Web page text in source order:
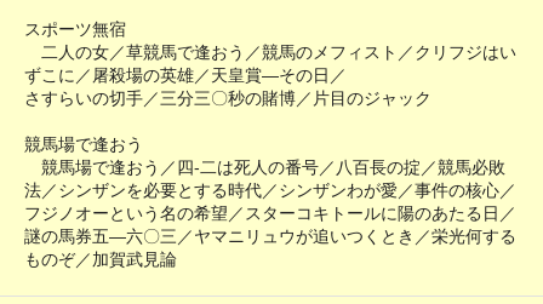
スポーツ無宿
二人の女／草競馬で逢おう／競馬のメフィスト／クリフジはい
ずこに／屠殺場の英雄／天皇賞―その日／
さすらいの切手／三分三〇秒の賭博／片目のジャック
競馬場で逢おう
競馬場で逢おう／四-二は死人の番号／八百長の掟／競馬必敗
法／シンザンを必要とする時代／シンザンわが愛／事件の核心／
フジノオーという名の希望／スターコキトールに陽のあたる日／
謎の馬券五―六〇三／ヤマニリュウが追いつくとき／栄光何する
ものぞ／加賀武見論